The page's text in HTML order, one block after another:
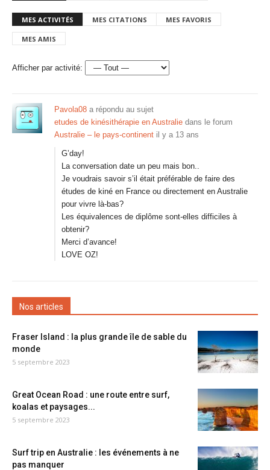
MES ACTIVITÉS MES CITATIONS MES FAVORIS
MES AMIS
Afficher par activité:
Pavola08 a répondu au sujet
etudes de kinésithérapie en Australie dans le forum
Australie – le pays-continent il y a 13 ans
G’day!
La conversation date un peu mais bon..
Je voudrais savoir s’il était préférable de faire des
études de kiné en France ou directement en Australie
pour vivre là-bas?
Les équivalences de diplôme sont-elles difficiles à
obtenir?
Merci d’avance!
LOVE OZ!
Nos articles
Fraser Island : la plus grande île de sable du
monde
5 septembre 2023
Great Ocean Road : une route entre surf,
koalas et paysages...
5 septembre 2023
Surf trip en Australie : les événements à ne
pas manquer